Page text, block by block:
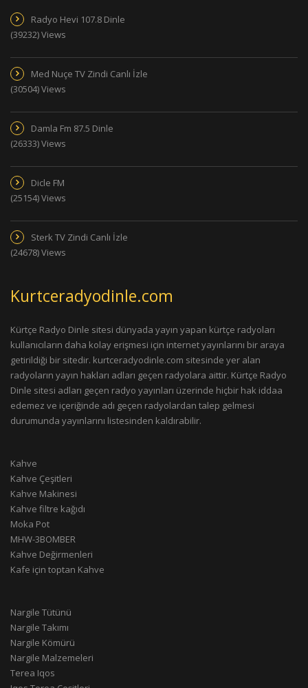
Radyo Hevi 107.8 Dinle
(39232) Views
Med Nuçe TV Zindi Canlı İzle
(30504) Views
Damla Fm 87.5 Dinle
(26333) Views
Dicle FM
(25154) Views
Sterk TV Zindi Canlı İzle
(24678) Views
Kurtceradyodinle.com
Kürtçe Radyo Dinle sitesi dünyada yayın yapan kürtçe radyoları
kullanıcıların daha kolay erişmesi için internet yayınlarını bir araya
getirildiği bir sitedir. kurtceradyodinle.com sitesinde yer alan
radyoların yayın hakları adları geçen radyolara aittir. Kürtçe Radyo
Dinle sitesi adları geçen radyo yayınları üzerinde hiçbir hak iddaa
edemez ve içeriğinde adı geçen radyolardan talep gelmesi
durumunda yayınlarını listesinden kaldırabilir.
Kahve
Kahve Çeşitleri
Kahve Makinesi
Kahve filtre kağıdı
Moka Pot
MHW-3BOMBER
Kahve Değirmenleri
Kafe için toptan Kahve
Nargile Tütünü
Nargile Takımı
Nargile Kömürü
Nargile Malzemeleri
Terea Iqos